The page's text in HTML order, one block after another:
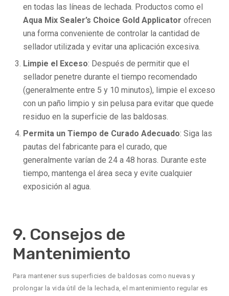
en todas las líneas de lechada. Productos como el
Aqua Mix Sealer’s Choice Gold Applicator ofrecen
una forma conveniente de controlar la cantidad de
sellador utilizada y evitar una aplicación excesiva.
Limpie el Exceso: Después de permitir que el
sellador penetre durante el tiempo recomendado
(generalmente entre 5 y 10 minutos), limpie el exceso
con un paño limpio y sin pelusa para evitar que quede
residuo en la superficie de las baldosas.
Permita un Tiempo de Curado Adecuado: Siga las
pautas del fabricante para el curado, que
generalmente varían de 24 a 48 horas. Durante este
tiempo, mantenga el área seca y evite cualquier
exposición al agua.
9. Consejos de
Mantenimiento
Para mantener sus superficies de baldosas como nuevas y
prolongar la vida útil de la lechada, el mantenimiento regular es